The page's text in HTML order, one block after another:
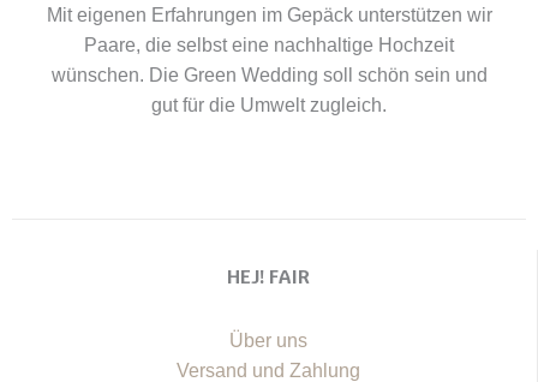
Mit eigenen Erfahrungen im Gepäck unterstützen wir
Paare, die selbst eine nachhaltige Hochzeit
wünschen. Die Green Wedding soll schön sein und
gut für die Umwelt zugleich.
HEJ! FAIR
Über uns
Versand und Zahlung